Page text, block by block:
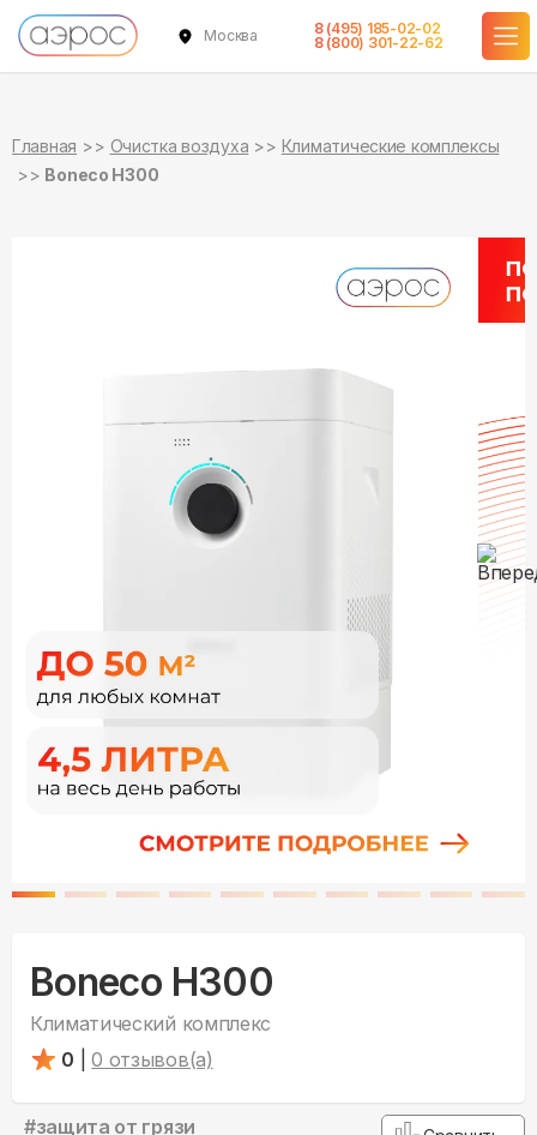
Москва
8 (495) 185-02-02
8 (800) 301-22-62
Главная Очистка воздуха
Климатические комплексы
Boneco H300
Boneco H300
Климатический комплекс
0
0 отзывов(а)
#защита от грязи
в наличии